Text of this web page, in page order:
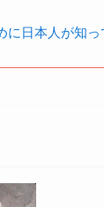
日本人が知っ